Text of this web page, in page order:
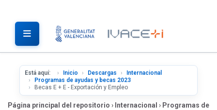
Está aquí: Inicio Descargas
Internacional
Programas de ayudas y becas 2023
Becas E + E - Exportación y Empleo
Página principal del repositorio › Internacional › Programas de